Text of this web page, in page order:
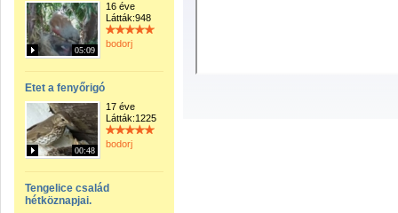
05:09
16 éve
Látták:948
bodorj
Etet a fenyőrigó
00:48
17 éve
Látták:1225
bodorj
Tengelice család
hétköznapjai.